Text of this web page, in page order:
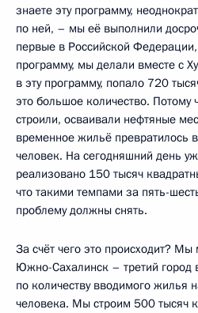
знаете эту программу,
по ней, – мы её выполнили
первые в Российской
программу, мы делали вместе с
в эту программу, попало 720
это большое количество.
строили, осваивали нефтяные
временное жильё превратилось
человек. На сегодняшний день
реализовано 150 тысяч
что такими темпами за пять-
проблему должны снять.
За счёт чего это происходит?
Южно-Сахалинск – третий город
по количеству вводимого жилья
человека. Мы строим 500 тысяч